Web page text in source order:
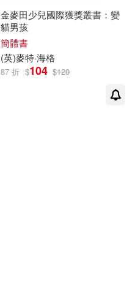
金麥田少兒國際獲獎叢書：變
貓男孩
簡體書
(英)麥特·海格
87 折 $104 $120